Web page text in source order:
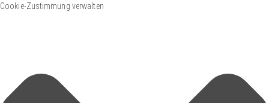
Cookie-Zustimmung verwalten